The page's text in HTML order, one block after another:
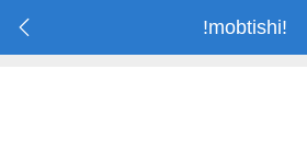
!mobtishi!